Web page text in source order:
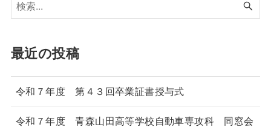
最近の投稿
令和７年度 第４３回卒業証書授与式
令和７年度 青森山田高等学校自動車専攻科 同窓会